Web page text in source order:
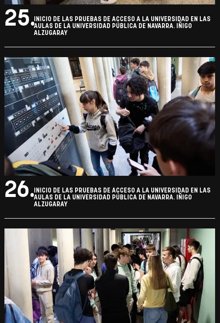
25. INICIO DE LAS PRUEBAS DE ACCESO A LA UNIVERSIDAD EN LAS
AULAS DE LA UNIVERSIDAD PÚBLICA DE NAVARRA. IÑIGO
ALZUGARAY
26. INICIO DE LAS PRUEBAS DE ACCESO A LA UNIVERSIDAD EN LAS
AULAS DE LA UNIVERSIDAD PÚBLICA DE NAVARRA. IÑIGO
ALZUGARAY